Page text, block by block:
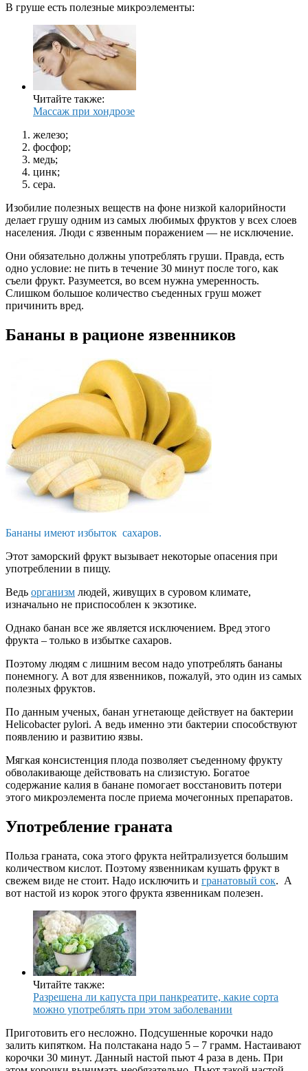
В груше есть полезные микроэлементы:
Читайте также:
Массаж при хондрозе
железо;
фосфор;
медь;
цинк;
сера.
Изобилие полезных веществ на фоне низкой калорийности
делает грушу одним из самых любимых фруктов у всех слоев
населения. Люди с язвенным поражением — не исключение.
Они обязательно должны употреблять груши. Правда, есть
одно условие: не пить в течение 30 минут после того, как
съели фрукт. Разумеется, во всем нужна умеренность.
Слишком большое количество съеденных груш может
причинить вред.
Бананы в рационе язвенников
Бананы имеют избыток сахаров.
Этот заморский фрукт вызывает некоторые опасения при
употреблении в пищу.
Ведь организм людей, живущих в суровом климате,
изначально не приспособлен к экзотике.
Однако банан все же является исключением. Вред этого
фрукта – только в избытке сахаров.
Поэтому людям с лишним весом надо употреблять бананы
понемногу. А вот для язвенников, пожалуй, это один из самых
полезных фруктов.
По данным ученых, банан угнетающе действует на бактерии
Helicobacter pylori. А ведь именно эти бактерии способствуют
появлению и развитию язвы.
Мягкая консистенция плода позволяет съеденному фрукту
обволакивающе действовать на слизистую. Богатое
содержание калия в банане помогает восстановить потери
этого микроэлемента после приема мочегонных препаратов.
Употребление граната
Польза граната, сока этого фрукта нейтрализуется большим
количеством кислот. Поэтому язвенникам кушать фрукт в
свежем виде не стоит. Надо исключить и гранатовый сок. А
вот настой из корок этого фрукта язвенникам полезен.
Читайте также:
Разрешена ли капуста при панкреатите, какие сорта
можно употреблять при этом заболевании
Приготовить его несложно. Подсушенные корочки надо
залить кипятком. На полстакана надо 5 – 7 грамм. Настаивают
корочки 30 минут. Данный настой пьют 4 раза в день. При